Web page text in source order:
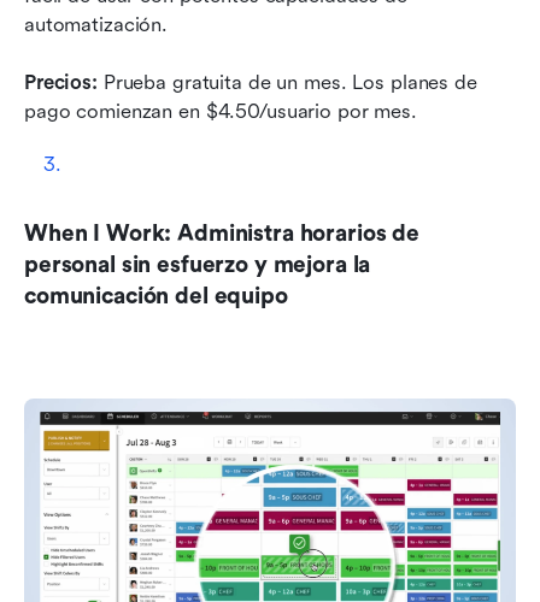
automatización.
Precios: Prueba gratuita de un mes. Los planes de
pago comienzan en $4.50/usuario por mes.
When I Work: Administra horarios de
personal sin esfuerzo y mejora la
comunicación del equipo